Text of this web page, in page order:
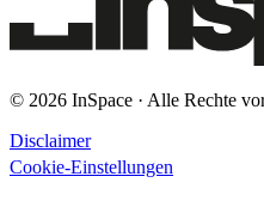
© 2026 InSpace · Alle Rechte
Disclaimer
Cookie-Einstellungen